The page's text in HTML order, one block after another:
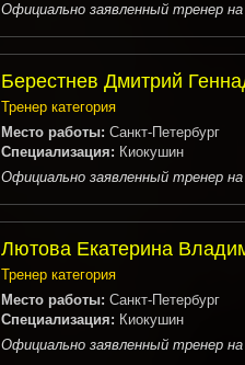
Официально заявленный тренер на
Берестнев Дмитрий
Тренер категория
Место работы: Санкт-Петербург
Специализация: Киокушин
Официально заявленный тренер на
Лютова Екатерина
Тренер категория
Место работы: Санкт-Петербург
Специализация: Киокушин
Официально заявленный тренер на